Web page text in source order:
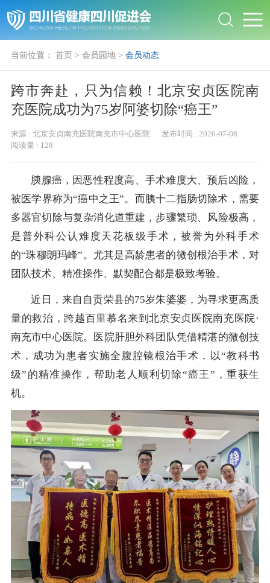
当前位置： 首页 > 会员园地 > 会员动态
跨市奔赴，只为信赖！北京安贞医院南
充医院成功为75岁阿婆切除“癌王”
来源 : 北京安贞南充医院南充市中心医院 发布时间 :2026-07-08
阅读量 : 128
胰腺癌，因恶性程度高、手术难度大、预后凶险，
被医学界称为“癌中之王”。而胰十二指肠切除术，需要
多器官切除与复杂消化道重建，步骤繁琐、风险极高，
是普外科公认难度天花板级手术，被誉为外科手术
的“珠穆朗玛峰”。尤其是高龄患者的微创根治手术，对
团队技术、精准操作、默契配合都是极致考验。
近日，来自自贡荣县的75岁朱婆婆，为寻求更高质
量的救治，跨越百里慕名来到北京安贞医院南充医院·
南充市中心医院。医院肝胆外科团队凭借精湛的微创技
术，成功为患者实施全腹腔镜根治手术，以“教科书
级”的精准操作，帮助老人顺利切除“癌王”，重获生
机。